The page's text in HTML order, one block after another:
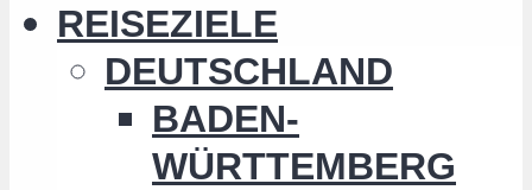
REISEZIELE
DEUTSCHLAND
BADEN-
WÜRTTEMBERG